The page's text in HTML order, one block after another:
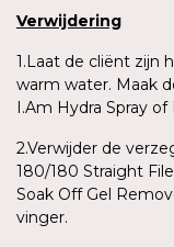
Verwijdering
1.Laat de cliënt zijn
warm water. Maak
I.Am Hydra Spray of
2.Verwijder de
180/180 Straight
Soak Off Gel
vinger.